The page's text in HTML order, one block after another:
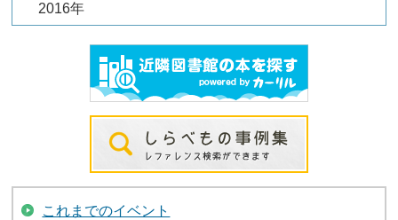
2016年
これまでのイベント